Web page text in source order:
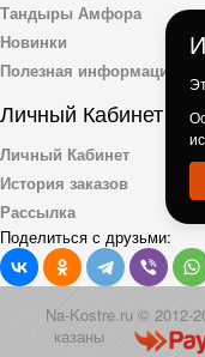
Тандыры Амфора
Новинки
Полезная информация
Личный Кабинет
Личный Кабинет
История заказов
Рассылка
Поделиться с друзьми:
Na-Kostre.ru © 2012-
казаны